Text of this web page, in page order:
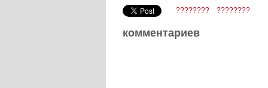
???????? ????????
комментариев